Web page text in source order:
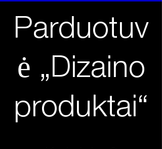
Parduotuv
ė „Dizaino
produktai“